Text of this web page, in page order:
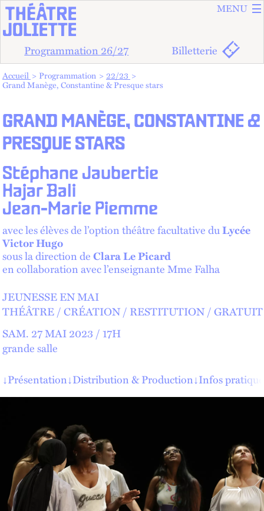
ALLER
ALLER
MENU
Programmation 26/27 Billetterie
Vous êtes dans :
Accueil Programmation 22/23
Grand Manège, Constantine & Presque stars
GRAND MANÈGE, CONSTANTINE &
PRESQUE STARS
Stéphane Jaubertie
Hajar Bali
Jean-Marie Piemme
avec les élèves de l’option théâtre facultative duLycée
Victor Hugo
sous la direction deClara Le Picard
en collaboration avec l’enseignante Mme Falha
JEUNESSE EN MAI
THÉÂTRE CRÉATION RESTITUTION GRATUIT
SAM. 27 MAI 2023 /17H
grande salle
↓Présentation↓Distribution & Production↓Infos